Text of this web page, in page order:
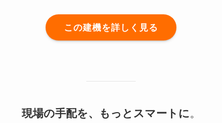
この建機を詳しく見る
現場の手配を、もっとスマートに。